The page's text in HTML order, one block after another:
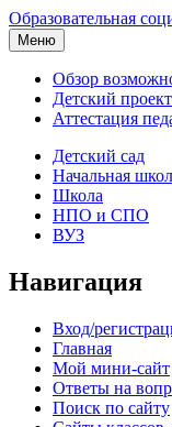
Образовательная
Меню
Обзор
Детский
Аттестация
Детский сад
Начальная
Школа
НПО и СПО
ВУЗ
Навигация
Вход/
Главная
Мой мини-сайт
Ответы на
Поиск по сайту